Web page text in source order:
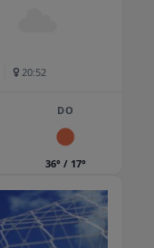
20:52
DO
36° / 17°